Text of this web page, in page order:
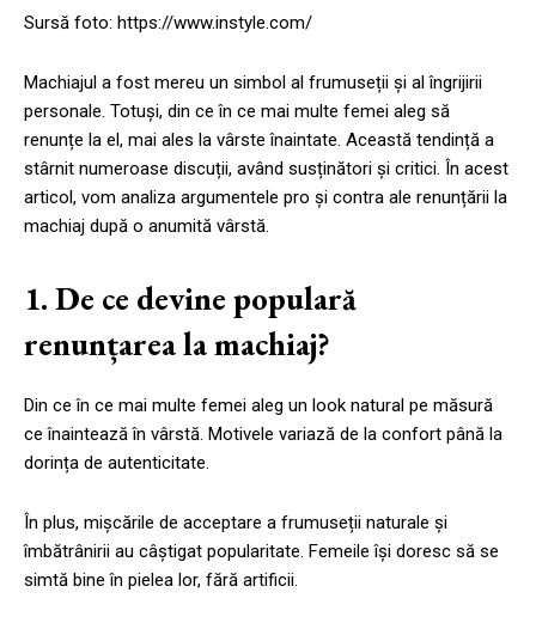
Sursă foto: https://www.instyle.com/
Machiajul a fost mereu un simbol al frumuseții și al îngrijirii
personale. Totuși, din ce în ce mai multe femei aleg să
renunțe la el, mai ales la vârste înaintate. Această tendință a
stârnit numeroase discuții, având susținători și critici. În acest
articol, vom analiza argumentele pro și contra ale renunțării la
machiaj după o anumită vârstă.
1. De ce devine populară
renunțarea la machiaj?
Din ce în ce mai multe femei aleg un look natural pe măsură
ce înaintează în vârstă. Motivele variază de la confort până la
dorința de autenticitate.
În plus, mișcările de acceptare a frumuseții naturale și
îmbătrânirii au câștigat popularitate. Femeile își doresc să se
simtă bine în pielea lor, fără artificii.